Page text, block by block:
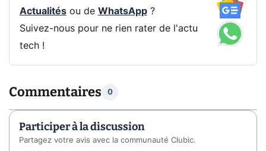
Actualitésou de WhatsApp?
Suivez-nous pour ne rien rater de l'actu
tech !
Commentaires 0
Participer à la discussion
Partagez votre avis avec la communauté Clubic.